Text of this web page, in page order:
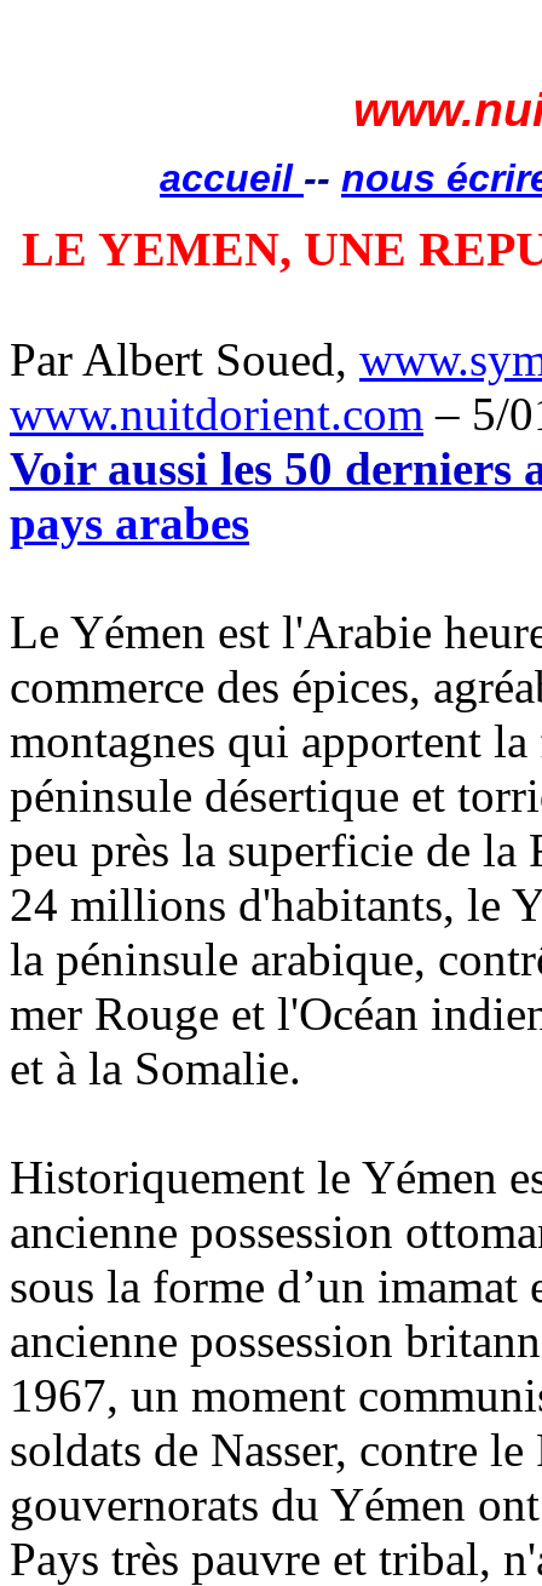
accueil -- nous
LE YEMEN, UNE
Par Albert Soued,
www.nuitdorient.com – 5/
Voir aussi les 50 derniers
pays arabes
Le Yémen est l'Arabie
commerce des épices,
montagnes qui apportent
péninsule désertique et
peu près la superficie de la
24 millions d'habitants, le
la péninsule arabique,
mer Rouge et l'Océan
et à la Somalie.
Historiquement le Yémen
ancienne possession
sous la forme d’un
ancienne possession
1967, un moment
soldats de Nasser, contre
gouvernorats du Yémen
Pays très pauvre et tribal,